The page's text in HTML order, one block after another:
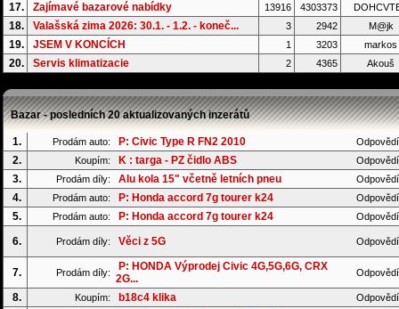
17. Zajímavé bazarové nabídky 13916 4303373
18. Valašská zima 2026: 30.1. - 1.2. - koneč... 3 2942 M@jk
19. JSEM V KONCÍCH 1 3203 markos
20. Servis klimatizacie 2 4365 Akouš
Bazar - posledních 20 aktualizovaných inzerátů
1. Prodám auto: P: Civic Type R FN2 2010
2. Koupím: K : targa - PZ čidlo ABS
3. Prodám díly: Alu kola 15" včetně letních pneu
4. Prodám auto: P: Honda accord 7g tourer k24
5. Prodám auto: P: Honda accord 7g tourer k24
6. Prodám díly: Věci z 5G
7. Prodám díly:
P: HONDA Výprodej Civic 4G,5G,6G, CRX
2G...
8. Koupím: b18c4 klika